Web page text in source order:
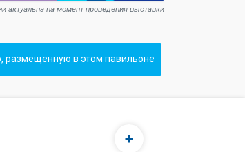
актуальна на момент проведения выставки
размещенную в этом павильоне